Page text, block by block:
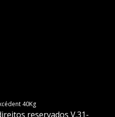
40Kg
reservados V.31-